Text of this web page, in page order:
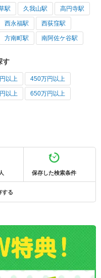
駅 久我山駅 高円寺駅
西永福駅 西荻窪駅
方南町駅 南阿佐ケ谷駅
す
以上 450万円以上
以上 650万円以上
保存した検索条件
する